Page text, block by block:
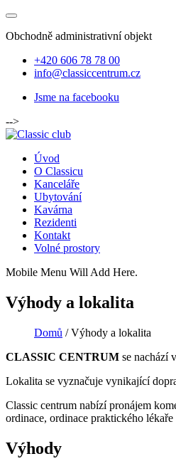
Obchodně administrativní objekt
+420 606 78 78 00
info@classiccentrum.cz
Jsme na facebooku
-->
Úvod
O Classicu
Kanceláře
Ubytování
Kavárna
Rezidenti
Kontakt
Volné prostory
Mobile Menu Will Add Here.
Výhody a lokalita
Domů /Výhody a lokalita
CLASSIC CENTRUM se nachází
Lokalita se vyznačuje vynikající
Classic centrum nabízí pronájem
ordinace, ordinace praktického
Výhody